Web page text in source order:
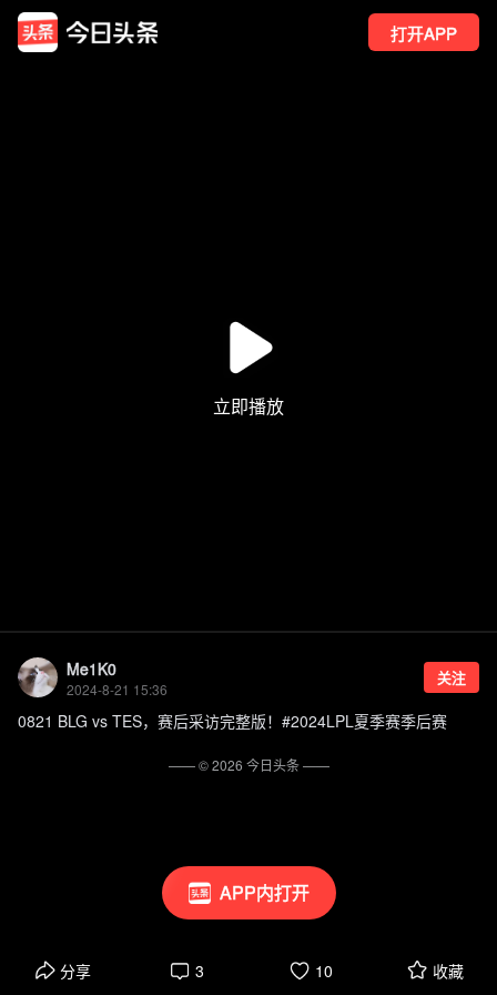
打开APP
APP内打开
Me1K0
2024-8-21 15:36
关注
0821 BLG vs TES，赛后采访完整版！#2024LPL夏季赛季后赛
分享 3 10 收藏
—— ©2026 今日头条——